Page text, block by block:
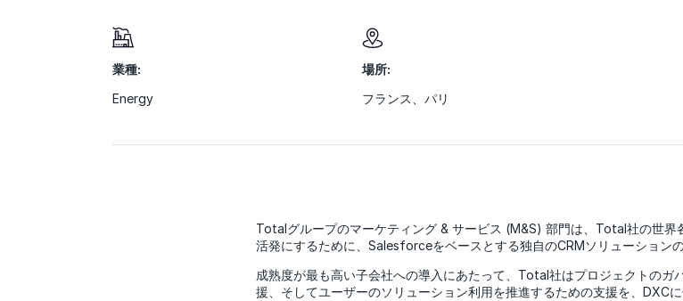
業種:
Energy
場所:
フランス、パリ
Totalグループのマーケティング & サービス (M&S) 部門は、Total社の世界
活発にするために、Salesforceをベースとする独自のCRMソリューション
成熟度が最も高い子会社への導入にあたって、Total社はプロジェクトのガ
援、そしてユーザーのソリューション利用を推進するための支援を、DXCに